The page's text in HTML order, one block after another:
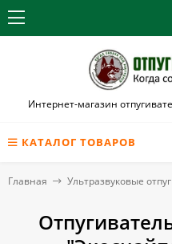
Интернет-магазин
КАТАЛОГ ТОВАРОВ
Главная Ультразвуковые